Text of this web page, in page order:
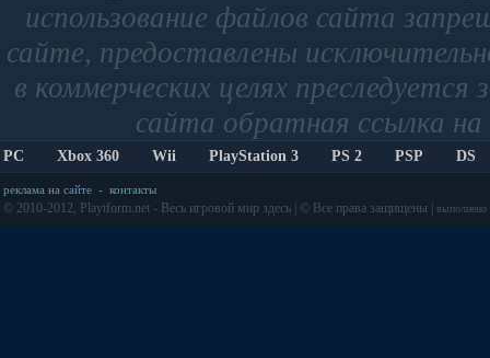
использование файлов сайта
сайте, предоставлены
в коммерческих целях
сайта обратная ссылка
PC Xbox 360 Wii PlayStation 3 PS 2 PSP DS
реклама на сайте - контакты
© 2010-2012, Playtform.net - Весь игровой мир здесь | © Все права защищены | выполнено